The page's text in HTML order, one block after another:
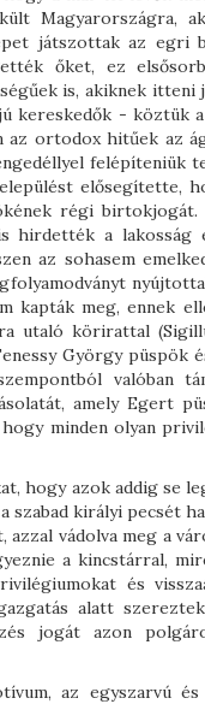
Magyarországra,
játszottak az egri
őket, ez
is, akiknek itteni
kereskedők - köztük
az ortodox hitűek az
felépíteniük
elősegítette,
régi birtokjogát.
hirdették a lakosság
az sohasem
kapták meg, ennek
utaló körirattal
György püspök
valóban
amely Egert
minden olyan
hogy azok addig se
szabad királyi pecsét
vádolva meg a
a kincstárral,
és
alatt
jogát azon
az egyszarvú